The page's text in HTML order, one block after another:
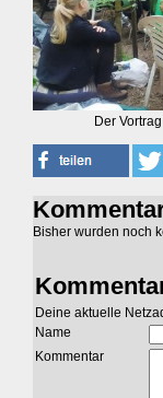
Der
Bisher wurden noch
Deine aktuelle
Name
Kommentar